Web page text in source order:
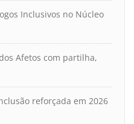
Inclusivos no Núcleo
Afetos com partilha,
reforçada em 2026